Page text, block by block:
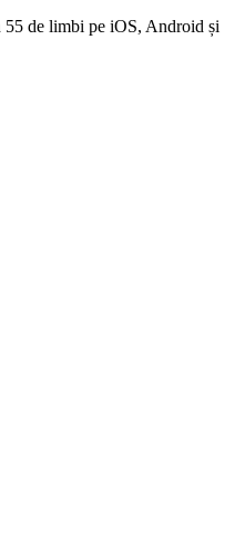
de limbi pe iOS, Android și